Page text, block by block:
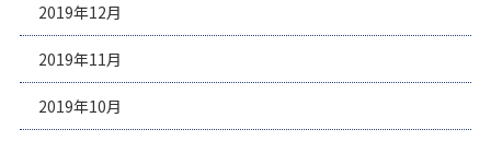
2019年12月
2019年11月
2019年10月